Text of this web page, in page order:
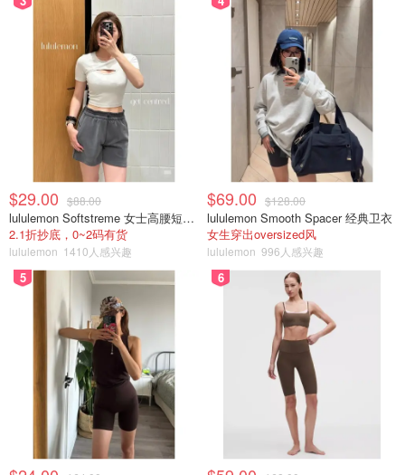
前 3 名持股：
IVV iShares Core S&P ETF
ITOT iShares Core S&P Total US Stock
IJH iShares Core S&P Mid-Cap ETF
4. 加拿大针对美国债券市场的最佳指数基金：XIG
如果你的投资组合需要一些美国债券指数，iShares US IG
Corporate Bond Index ETF（CAD-Hedged）是值得关注的
一个。
尽管目前它的 1 年回报率为 -0.27%，但它通常拥有适度的
回报率——自成立以来回报率为 3.22%（自成立以来累计回
报率为 53.96%）。还每月派息，使其成为一个有力的补
其每股价格约为 $19
该指数基金持有 ETF LQD 以及多种债券。这些债券的前三
大发行人是：
$29.00 $88.00
lululemon Softstreme 女士高腰短裤 10cm
2.1折抄底，0~2码有货
lululemon 1410人感兴趣
$69.00 $128.00
lululemon Smooth Spacer 经典卫衣
女生穿出oversized风
lululemon 996人感兴趣
5 6